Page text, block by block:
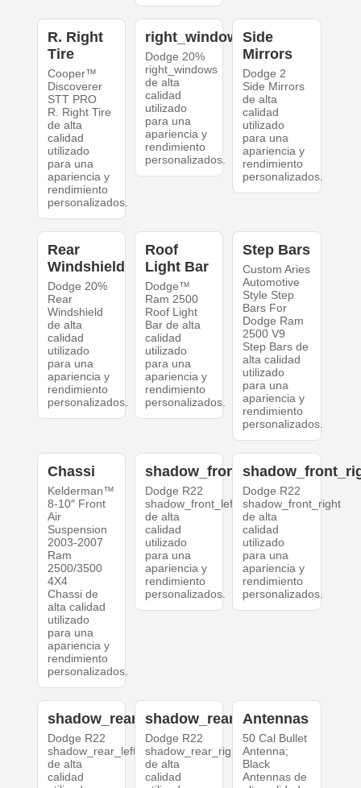
R. Right
Tire
Cooper™
Discoverer
STT PRO
R. Right Tire
de alta
calidad
utilizado
para una
apariencia y
rendimiento
personalizados.
right_windows
Dodge 20%
right_windows
de alta
calidad
utilizado
para una
apariencia y
rendimiento
personalizados.
Side
Mirrors
Dodge 2
Side Mirrors
de alta
calidad
utilizado
para una
apariencia y
rendimiento
personalizados.
Rear
Windshield
Dodge 20%
Rear
Windshield
de alta
calidad
utilizado
para una
apariencia y
rendimiento
personalizados.
Roof
Light Bar
Dodge™
Ram 2500
Roof Light
Bar de alta
calidad
utilizado
para una
apariencia y
rendimiento
personalizados.
Step Bars
Custom Aries
Automotive
Style Step
Bars For
Dodge Ram
2500 V9
Step Bars de
alta calidad
utilizado
para una
apariencia y
rendimiento
personalizados.
Chassi
Kelderman™
8-10″ Front
Air
Suspension
2003-2007
Ram
2500/3500
4X4
Chassi de
alta calidad
utilizado
para una
apariencia y
rendimiento
personalizados.
shadow_front_left
Dodge R22
shadow_front_left
de alta
calidad
utilizado
para una
apariencia y
rendimiento
personalizados.
Dodge R22
shadow_front_right
de alta
calidad
utilizado
para una
apariencia y
rendimiento
personalizados.
shadow_rear_left
Dodge R22
shadow_rear_left
de alta
calidad
shadow_rear_right
Dodge R22
shadow_rear_right
de alta
calidad
Antennas
50 Cal Bullet
Antenna;
Black
Antennas de